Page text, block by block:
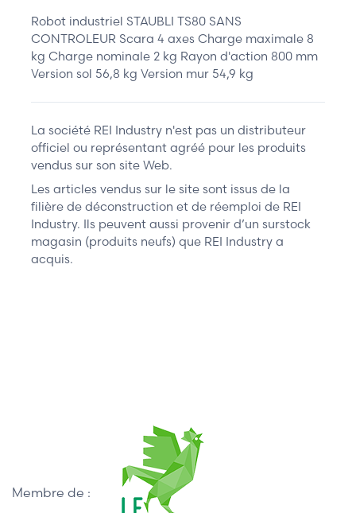
Robot industriel STAUBLI TS80 SANS
CONTROLEUR Scara 4 axes Charge maximale 8
kg Charge nominale 2 kg Rayon d'action 800 mm
Version sol 56,8 kg Version mur 54,9 kg
La société REI Industry n'est pas un distributeur
officiel ou représentant agréé pour les produits
vendus sur son site Web.
Les articles vendus sur le site sont issus de la
filière de déconstruction et de réemploi de REI
Industry. Ils peuvent aussi provenir d’un surstock
magasin (produits neufs) que REI Industry a
acquis.
Membre de :